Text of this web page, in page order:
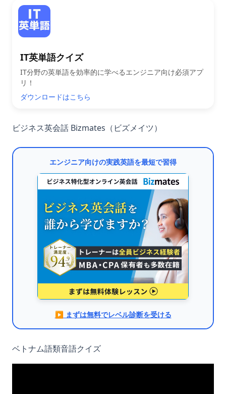
IT英単語クイズ
IT分野の英単語を効率的に学べるエンジニア向け必須アプ
リ！
ダウンロードはこちら
ビジネス英会話 Bizmates（ビズメイツ）
エンジニア向けの実践英語を最短で習得
▶︎ まずは無料でレベル診断を受ける
ベトナム語類音語クイズ